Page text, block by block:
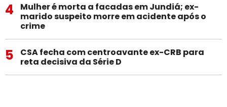
4
Mulher é morta a facadas em Jundiá; ex-
marido suspeito morre em acidente após o
crime
5
CSA fecha com centroavante ex-CRB para
reta decisiva da Série D